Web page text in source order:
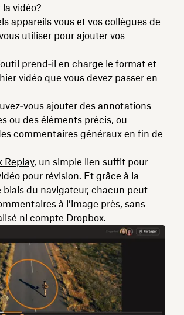
vidéo?
appareils vous et vos collègues de
utiliser pour ajouter vos
prend‑il en charge le format et
vidéo que vous devez passer en
ajouter des annotations
ou des éléments précis, ou
commentaires généraux en fin de
Replay, un simple lien suffit pour
pour révision. Et grâce à la
biais du navigateur, chacun peut
à l’image près, sans
ni compte Dropbox.